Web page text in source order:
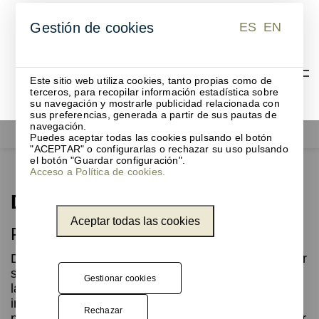
Papeleras
Dunk
Papelera de reciclaje funcional
Dunk es una papelera de reciclaje que destaca por
su diseño y funcionalidad. Diseñada por Frans de
la Haye, su estética discreta y atemporal se
integra con naturalidad en espacios públicos y
Gestión de cookies ES EN
Este sitio web utiliza cookies, tanto propias como de
terceros, para recopilar información estadística sobre
su navegación y mostrarle publicidad relacionada con
sus preferencias, generada a partir de sus pautas de
navegación.
Puedes aceptar todas las cookies pulsando el botón
"ACEPTAR" o configurarlas o rechazar su uso pulsando
el botón "Guardar configuración".
Acceso a Política de cookies.
Aceptar todas las cookies
Gestionar cookies
Rechazar